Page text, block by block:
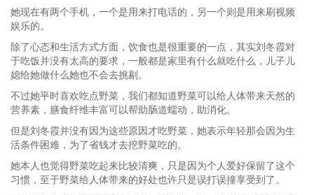
她现在有两个手机，一个是用来打电话的，另一个则是用来刷视频
娱乐的。
除了心态和生活方式方面，饮食也是很重要的一点，其实刘冬霞对
于吃饭并没有太高的要求，一般都是家里有什么就吃什么，儿子儿
媳给她做什么她也不会去挑剔。
不过她平时喜欢吃点野菜，我们都知道野菜可以给人体带来天然的
营养素，膳食纤维丰富可以帮助肠道蠕动，助消化。
但是刘冬霞并没有因为这些原因才吃野菜，她表示年轻那会因为生
活条件困难，为了省钱才去挖野菜吃的。
她本人也觉得野菜吃起来比较清爽，只是因为个人爱好保留了这个
习惯，至于野菜给人体带来的好处也许只是误打误撞享受到了。